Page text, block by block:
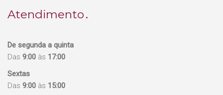
Atendimento
De segunda a quinta
Das 9:00 às 17:00
Sextas
Das 9:00 às 15:00